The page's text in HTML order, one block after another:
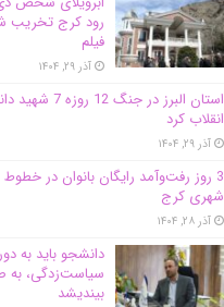
رود کرج تخریب
فیلم
آذر ۲۹, ۱۴۰۴
استان البرز در
انقلاب کرد
آذر ۲۹, ۱۴۰۴
3 روز رفت‌وآمد رایگان بانوان در خطوط
شهری کرج
آذر ۲۸, ۱۴۰۴
دانشجو باید به
سیاست‌زدگی، به
بیندیشد